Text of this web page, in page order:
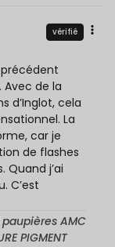
vérifié
de la
d’Inglot, cela
La
car je
de flashes
Quand j’ai
C’est
AMC
PIGMENT